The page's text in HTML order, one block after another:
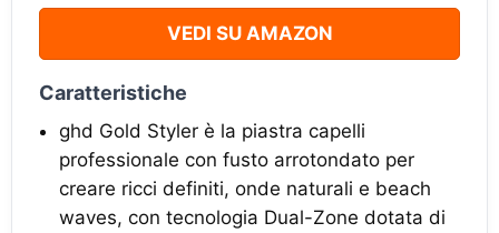
VEDI SU AMAZON
Caratteristiche
ghd Gold Styler è la piastra capelli
professionale con fusto arrotondato per
creare ricci definiti, onde naturali e beach
waves, con tecnologia Dual-Zone dotata di